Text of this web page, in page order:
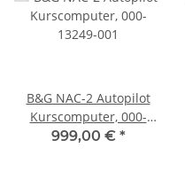
B&G NAC-2 Autopilot
Kurscomputer, 000-
13249-001
999,00 € *